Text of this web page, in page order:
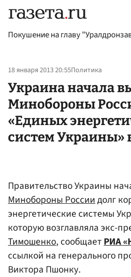
Покушение на главу
18 января 2013 20:55Политика
Украина начала
Минобороны
«Единых
систем Украины»
Правительство Украины
Минобороны Россиидолг
энергетические системы
которую возглавляла экс-
Тимошенко, сообщаетРИА
ссылкой на генерального
Виктора Пшонку.